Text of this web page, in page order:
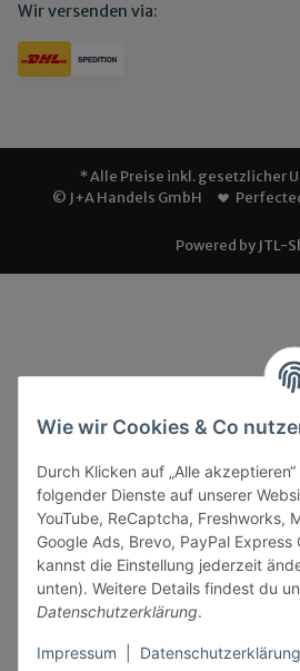
Wie wir Cookies & Co
Durch Klicken auf „Alle
folgender Dienste auf unserer
YouTube, ReCaptcha, Freshworks,
Google Ads, Brevo, PayPal
kannst die Einstellung jederzeit
unten). Weitere Details findest du
Datenschutzerklärung.
Impressum Datenschutzerklärung
Wir versenden via:
* Alle Preise inkl. gesetzlicher
© J+A Handels GmbH
Powered by JTL-